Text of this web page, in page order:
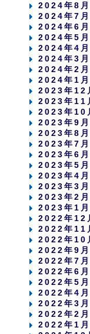
2024年8月
2024年7月
2024年6月
2024年5月
2024年4月
2024年3月
2024年2月
2024年1月
2023年12
2023年11
2023年10
2023年9月
2023年8月
2023年7月
2023年6月
2023年5月
2023年4月
2023年3月
2023年2月
2023年1月
2022年12
2022年11
2022年10
2022年9月
2022年7月
2022年6月
2022年5月
2022年4月
2022年3月
2022年2月
2022年1月